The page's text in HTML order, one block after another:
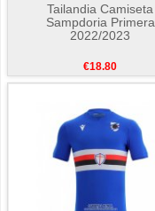
Tailandia Camiseta
Sampdoria Primera
2022/2023
€18.80